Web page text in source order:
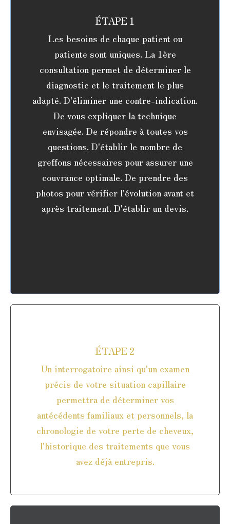
ÉTAPE 1
Les besoins de chaque patient ou
patiente sont uniques. La 1ère
consultation permet de déterminer le
diagnostic et le traitement le plus
adapté. D'éliminer une contre-indication.
De vous expliquer la technique
envisagée. De répondre à toutes vos
questions. D'établir le nombre de
greffons nécessaires pour assurer une
couvrance optimale. De prendre des
photos pour vérifier l'évolution avant et
après traitement. D'établir un devis.
ÉTAPE 2
Un interrogatoire ainsi qu'un examen
précis de votre situation capillaire
permettra de déterminer vos
antécédents familiaux et personnels, la
chronologie de votre perte de cheveux,
l'historique des traitements que vous
avez déjà entrepris.